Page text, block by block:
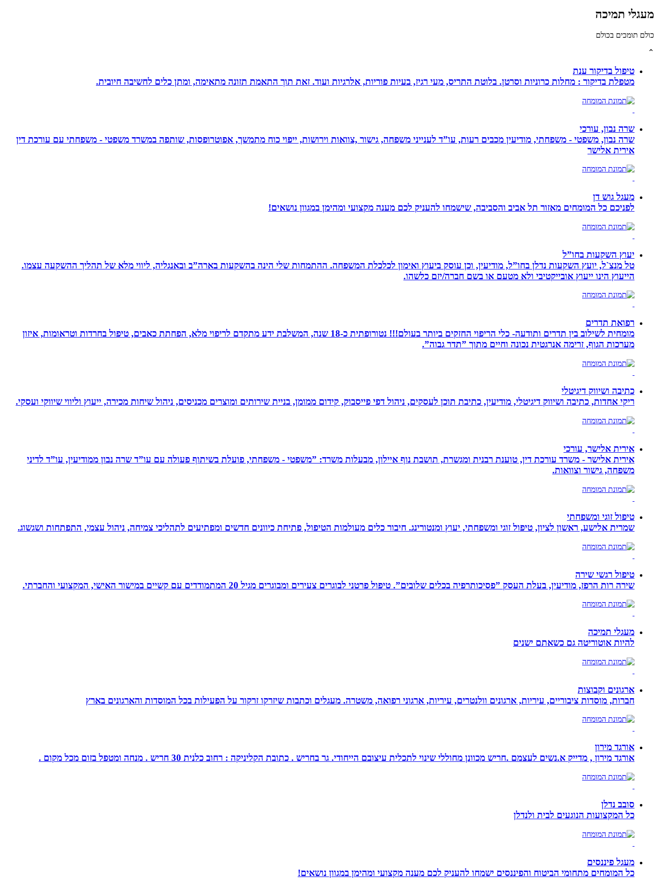
מעגלי תמיכה
כולם תומכים בכולם
⌃
טיפול בדיקור ענת
מטפלת בדיקור : מחלות כרוניות וסרטן. בלוטת התריס, מעי רגיז, בעיות פוריות, אלרגיות ועוד. זאת תוך התאמת תזונה מתאימה, ומתן כלים לחשיבה חיובית.
שרה נבון, עורכי
שרה נבון, משפטי - משפחתי, מודיעין מכבים רעות, עו”ד לענייני משפחה, גישור ,צוואות וירושות, ייפוי כוח מתמשך, אפוטרופסות, שותפה במשרד משפטי - משפחתי עם עורכת דין
אירית אלישר
מעגל גוש דן
לפניכם כל המומחים מאזור תל אביב והסביבה, שישמחו להעניק לכם מענה מקצועי ומהימן במגוון נושאים!
יעוץ השקעות בחו”ל
טל מנצ`ל, יועץ השקעות נדלן בחו”ל, מודיעין, וכן עוסק ביעוץ ואימון לכלכלת המשפחה. ההתמחות שלי הינה בהשקעות בארה”ב ובאנגליה, ליווי מלא של תהליך ההשקעה עצמו.
הייעוץ הינו ייעוץ אובייקטיבי ולא מטעם או בשם חברה/יזם כלשהו.
רפואת תדרים
מומחית לשילוב בין תדרים ותודעה- כלי הריפוי החזקים ביותר בעולם!!! נטורופתית כ-18 שנה, המשלבת ידע מתקדם לריפוי מלא, הפחתת כאבים, טיפול בחרדות וטראומות, איזון
מערכות הגוף, זרימה אנרגטית נכונה וחיים מתוך ”תדר גבוה”.
כתיבה ושיווק דיגיטלי
ריקי אחדות, כתיבה ושיווק דיגיטלי, מודיעין, כתיבת תוכן לעסקים, ניהול דפי פייסבוק, קידום ממומן, בניית שירותים ומוצרים מכניסים, ניהול שיחות מכירה, ייעוץ וליווי שיווקי ועסקי.
אירית אלישר, עורכי
אירית אלישר - משרד עורכת דין, טוענת רבנית ומגשרת, תושבת נוף איילון, מבעלות משרד: ”משפטי - משפחתי, פועלת בשיתוף פעולה עם עו”ד שרה נבון ממודיעין, עו”ד לדיני
משפחה, גישור וצוואות.
טיפול זוגי ומשפחתי
שמרית אלישע, ראשון לציון, טיפול זוגי ומשפחתי, יעוץ ומנטורינג. חיבור כלים מעולמות הטיפול, פתיחת כיוונים חדשים ומפתיעים לתהליכי צמיחה, ניהול עצמי, התפתחות ושגשוג.
טיפול רגשי שירה
שירה רות הרפז, מודיעין, בעלת העסק ”פסיכותרפיה בכלים שלובים”. טיפול פרטני לבוגרים צעירים ומבוגרים מגיל 20 המתמודדים עם קשיים במישור האישי, המקצועי והחברתי.
מעגלי תמיכה
להיות אוטוריטה גם כשאתם ישנים
ארגונים וקבוצות
חברות, מוסדות ציבוריים, עיריות, ארגונים וולנטרים, עיריות, ארגוני רפואה, משטרה. מעגלים וכתבות שיזרקו זרקור על הפעילות בכל המוסדות והארגונים בארץ
אורגד מירון
אורגד מירון , מדייק א.נשים לעצמם .חריש מכוונן מחוללי שינוי לתכלית עיצובם הייחודי. גר בחריש . כתובת הקליניקה : רחוב כלנית 30 חריש . מנחה ומטפל בזום מכל מקום .
סובב נדלן
כל המקצועות הנוגעים לבית ולנדלן
מעגל פיננסים
כל המומחים מתחומי הביטוח והפיננסים ישמחו להעניק לכם מענה מקצועי ומהימן במגוון נושאים!